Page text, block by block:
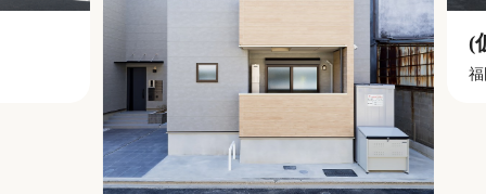
(仮称
福岡